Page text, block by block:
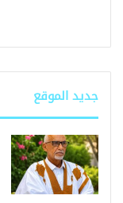
جديد الموقع